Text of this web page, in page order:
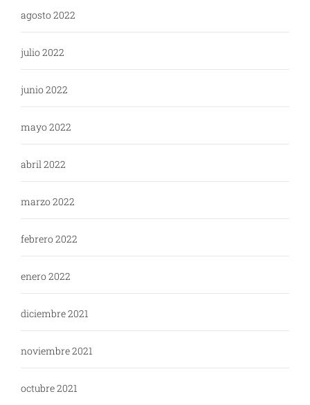
agosto 2022
julio 2022
junio 2022
mayo 2022
abril 2022
marzo 2022
febrero 2022
enero 2022
diciembre 2021
noviembre 2021
octubre 2021